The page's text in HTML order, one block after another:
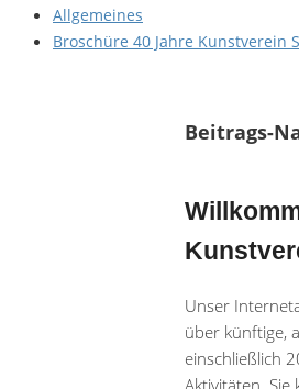
Allgemeines
Broschüre 40 Jahre Kunstverein
Beitrags-
Unser
über künftige,
einschließlich
Aktivitäten. Sie